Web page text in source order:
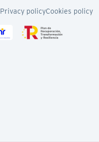
Privacy policyCookies policy